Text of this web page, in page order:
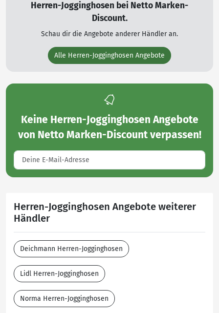
Herren-Jogginghosen bei Netto Marken-
Discount.
Schau dir die Angebote anderer Händler an.
Alle Herren-Jogginghosen Angebote
Keine Herren-Jogginghosen Angebote
von Netto Marken-Discountverpassen!
Herren-Jogginghosen Angebote weiterer
Händler
Deichmann Herren-Jogginghosen
Lidl Herren-Jogginghosen
Norma Herren-Jogginghosen